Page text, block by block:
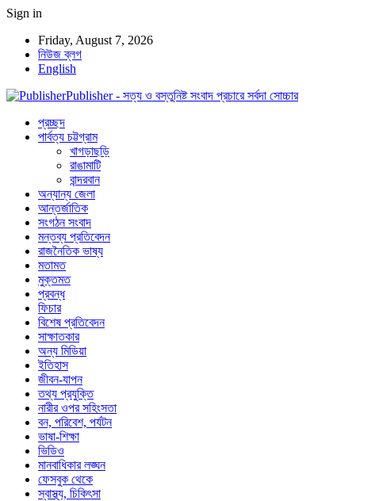
Sign in
Friday, August 7, 2026
নিউজ ব্লগ
English
Publisher - সত্য ও বস্তুনিষ্ট সংবাদ প্রচারে সর্বদা সোচ্চার
প্রচ্ছদ
পার্বত্য চট্টগ্রাম
খাগড়াছড়ি
রাঙামাটি
বান্দরবান
অন্যান্য জেলা
আন্তর্জাতিক
সংগঠন সংবাদ
মন্তব্য প্রতিবেদন
রাজনৈতিক ভাষ্য
মতামত
মুক্তমত
প্রবন্ধ
ফিচার
বিশেষ প্রতিবেদন
সাক্ষাতকার
অন্য মিডিয়া
ইতিহাস
জীবন-যাপন
তথ্য প্রযুক্তি
নারীর ওপর সহিংসতা
বন, পরিবেশ, পর্যটন
ভাষা-শিক্ষা
ভিডিও
মানবাধিকার লঙ্ঘন
ফেসবুক থেকে
স্বাস্থ্য, চিকিৎসা